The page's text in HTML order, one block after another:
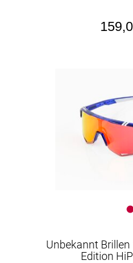
Unbekannt Brillen
Edition